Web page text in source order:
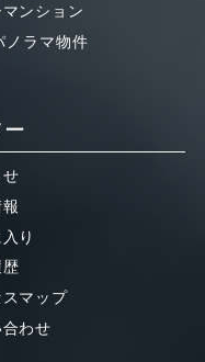
ンション
ノラマ物件
り
マップ
わせ